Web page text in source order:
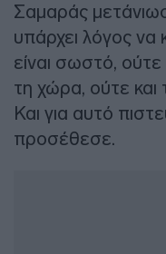
Σαμαράς
υπάρχει λόγος να
είναι σωστό,
τη χώρα, ούτε και
Και για αυτό
προσέθεσε.